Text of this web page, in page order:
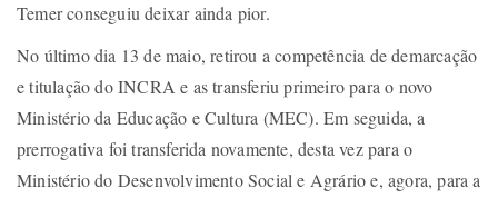
Temer conseguiu deixar ainda pior.
No último dia 13 de maio, retirou a competência de demarcação
e titulação do INCRA e as transferiu primeiro para o novo
Ministério da Educação e Cultura (MEC). Em seguida, a
prerrogativa foi transferida novamente, desta vez para o
Ministério do Desenvolvimento Social e Agrário e, agora, para a